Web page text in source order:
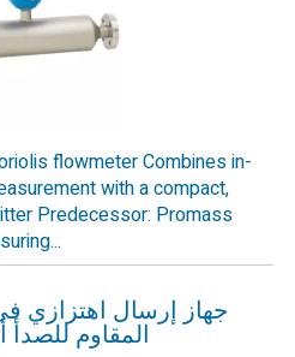
flowmeter Combines in-
with a compact,
Predecessor: Promass
جهاز إرسال اهتزازي
المقاوم للصدأ